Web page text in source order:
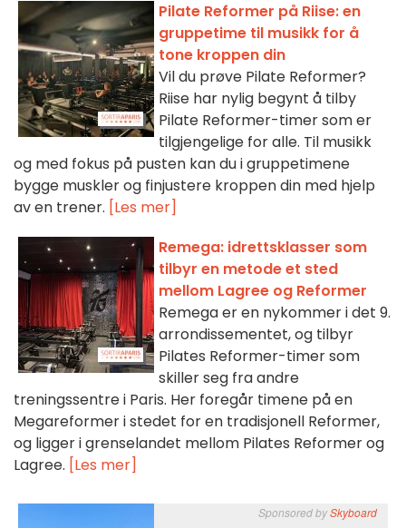
Pilate Reformer på Riise: en
gruppetime til musikk for å
tone kroppen din
Vil du prøve Pilate Reformer?
Riise har nylig begynt å tilby
Pilate Reformer-timer som er
tilgjengelige for alle. Til musikk
og med fokus på pusten kan du i gruppetimene
bygge muskler og finjustere kroppen din med hjelp
av en trener. [Les mer]
Remega: idrettsklasser som
tilbyr en metode et sted
mellom Lagree og Reformer
Remega er en nykommer i det 9.
arrondissementet, og tilbyr
Pilates Reformer-timer som
skiller seg fra andre
treningssentre i Paris. Her foregår timene på en
Megareformer i stedet for en tradisjonell Reformer,
og ligger i grenselandet mellom Pilates Reformer og
Lagree. [Les mer]